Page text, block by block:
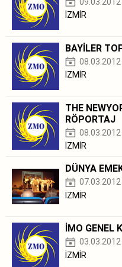
İZMİR
BAYİLER
08.03.2012
İZMİR
THE
RÖPORTAJ
08.03.2012
İZMİR
DÜNYA
07.03.2012
İZMİR
İMO GENEL
03.03.2012
İZMİR